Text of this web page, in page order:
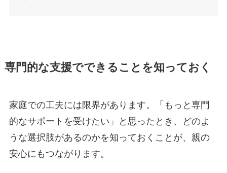
専門的な支援でできることを知っておく
家庭での工夫には限界があります。「もっと専門
的なサポートを受けたい」と思ったとき、どのよ
うな選択肢があるのかを知っておくことが、親の
安心にもつながります。